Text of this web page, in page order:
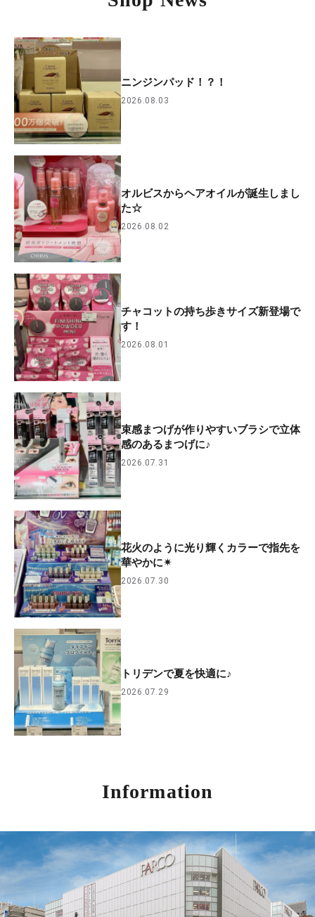
ニンジンパッド！？！
2026.08.03
オルビスからヘアオイルが誕生しまし
た☆
2026.08.02
チャコットの持ち歩きサイズ新登場で
す！
2026.08.01
束感まつげが作りやすいブラシで立体
感のあるまつげに♪
2026.07.31
花火のように光り輝くカラーで指先を
華やかに✴︎
2026.07.30
トリデンで夏を快適に♪
2026.07.29
Information